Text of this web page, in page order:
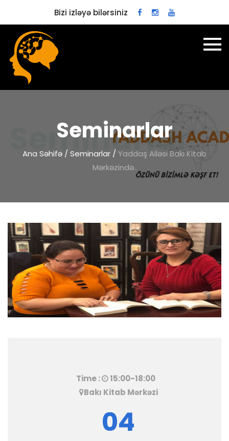
Bizi izləyə bilərsiniz
Seminarlar
Ana Səhifə / Seminarlar / Yaddaş Ailəsi Bakı Kitab
Mərkəzində..
Time :
15:00-18:00
Bakı Kitab Mərkəzi
04